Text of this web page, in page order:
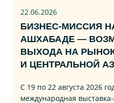
22.06.2026
БИЗНЕС‑МИССИЯ НА
АШХАБАДЕ —
ВЫХОДА НА
И ЦЕНТРАЛЬНОЙ
С 19 по 22 августа 2026
международная